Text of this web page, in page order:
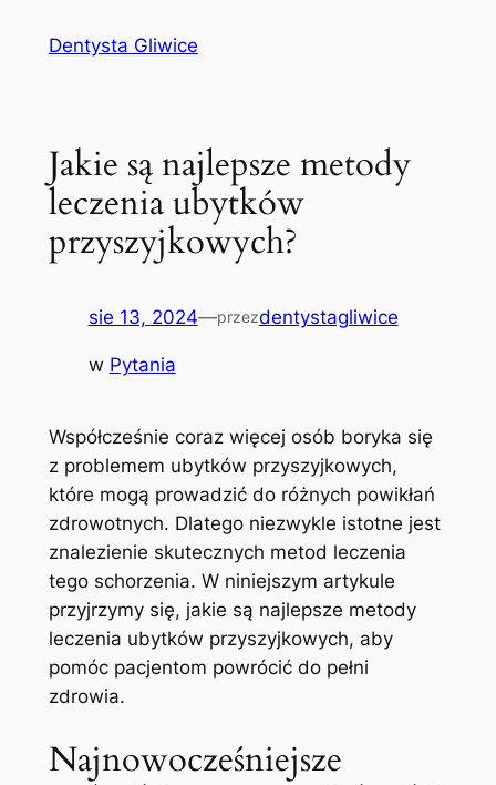
Dentysta Gliwice
Jakie są najlepsze metody
leczenia ubytków
przyszyjkowych?
sie 13, 2024—przezdentystagliwice
w Pytania
Współcześnie coraz więcej osób boryka​ się
z problemem ⁢ubytków przyszyjkowych,
które mogą​ prowadzić do różnych powikłań
zdrowotnych. Dlatego niezwykle istotne jest
⁣znalezienie skutecznych metod leczenia
tego schorzenia. W niniejszym artykule
przyjrzymy się,⁢ jakie są najlepsze metody
leczenia ubytków przyszyjkowych, aby
pomóc pacjentom powrócić do pełni
zdrowia.
Najnowocześniejsze